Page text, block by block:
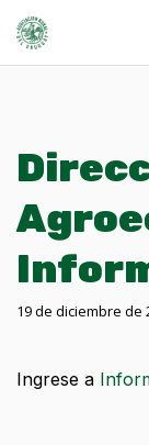
19 de diciembre de
Ingrese a